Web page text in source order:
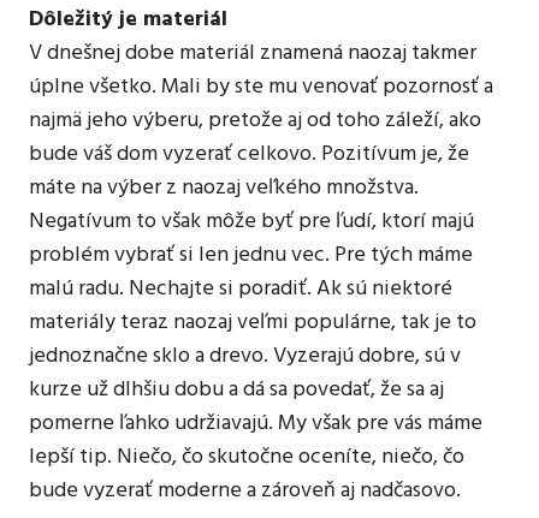
Dôležitý je materiál
V dnešnej dobe materiál znamená naozaj takmer
úplne všetko. Mali by ste mu venovať pozornosť a
najmä jeho výberu, pretože aj od toho záleží, ako
bude váš dom vyzerať celkovo. Pozitívum je, že
máte na výber z naozaj veľkého množstva.
Negatívum to však môže byť pre ľudí, ktorí majú
problém vybrať si len jednu vec. Pre tých máme
malú radu. Nechajte si poradiť. Ak sú niektoré
materiály teraz naozaj veľmi populárne, tak je to
jednoznačne sklo a drevo. Vyzerajú dobre, sú v
kurze už dlhšiu dobu a dá sa povedať, že sa aj
pomerne ľahko udržiavajú. My však pre vás máme
lepší tip. Niečo, čo skutočne oceníte, niečo, čo
bude vyzerať moderne a zároveň aj nadčasovo.